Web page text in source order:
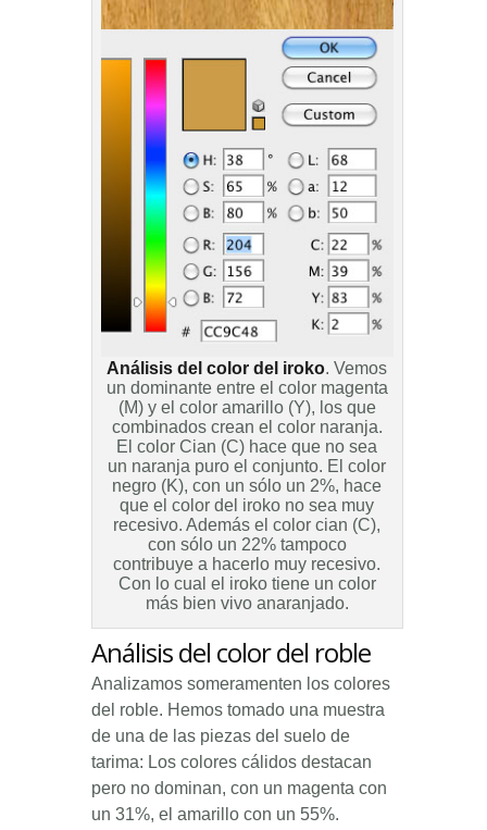
Análisis del color del iroko. Vemos
un dominante entre el color magenta
(M) y el color amarillo (Y), los que
combinados crean el color naranja.
El color Cian (C) hace que no sea
un naranja puro el conjunto. El color
negro (K), con un sólo un 2%, hace
que el color del iroko no sea muy
recesivo. Además el color cian (C),
con sólo un 22% tampoco
contribuye a hacerlo muy recesivo.
Con lo cual el iroko tiene un color
más bien vivo anaranjado.
Análisis del color del roble
Analizamos someramenten los colores
del roble. Hemos tomado una muestra
de una de las piezas del suelo de
tarima: Los colores cálidos destacan
pero no dominan, con un magenta con
un 31%, el amarillo con un 55%.